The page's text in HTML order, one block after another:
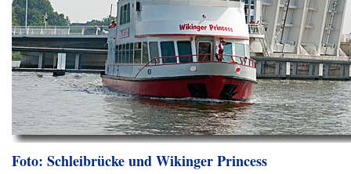
Foto: Schleibrücke und Wikinger Princess